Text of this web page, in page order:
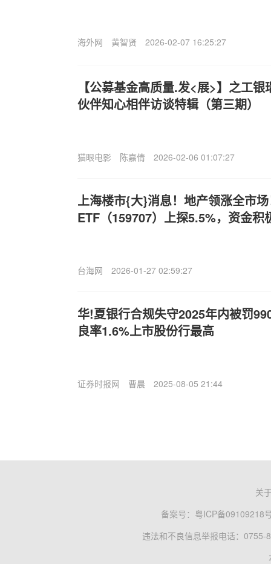
海外网 黄智贤 2026-02-07 16:25:27
【公募基金高质量.发<展>】之工
伙伴知心相伴访谈特辑（第三期）
猫眼电影 陈嘉倩 2026-02-06 01:07:27
上海楼市{大}消息！地产领涨全市
ETF（159707）上探5.5%，资金积
台海网 2026-01-27 02:59:27
华!夏银行合规失守2025年内被罚
良率1.6%上市股份行最高
证券时报网 曹晨 2025-08-05 21:44
关
备案号： 粤ICP备09109218
违法和不良信息举报电话：0755-